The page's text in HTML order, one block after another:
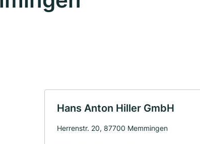
Hans Anton Hiller GmbH
Herrenstr. 20, 87700 Memmingen